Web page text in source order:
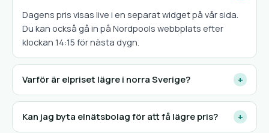
Dagens pris visas live i en separat widget på vår sida.
Du kan också gå in på Nordpools webbplats efter
klockan 14:15 för nästa dygn.
Varför är elpriset lägre i norra Sverige? +
Kan jag byta elnätsbolag för att få lägre pris? +